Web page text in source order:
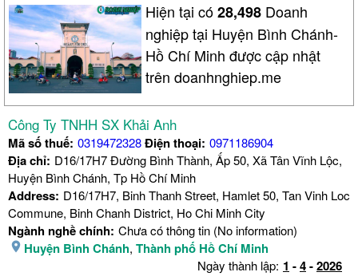
Hiện tại có28,498 Doanh
nghiệp tại Huyện Bình Chánh-
Hồ Chí Minh được cập nhật
trên doanhnghiep.me
Công Ty TNHH SX Khải Anh
Mã số thuế: 0319472328Điện thoại: 0971186904
Địa chỉ: D16/17H7 Đường Bình Thành, Ấp 50, Xã Tân Vĩnh Lộc,
Huyện Bình Chánh, Tp Hồ Chí Minh
Address: D16/17H7, Binh Thanh Street, Hamlet 50, Tan Vinh Loc
Commune, Binh Chanh District, Ho Chi Minh City
Ngành nghề chính: Chưa có thông tin (No information)
Huyện Bình Chánh, Thành phố Hồ Chí Minh
Ngày thành lập: 1 -4-2026